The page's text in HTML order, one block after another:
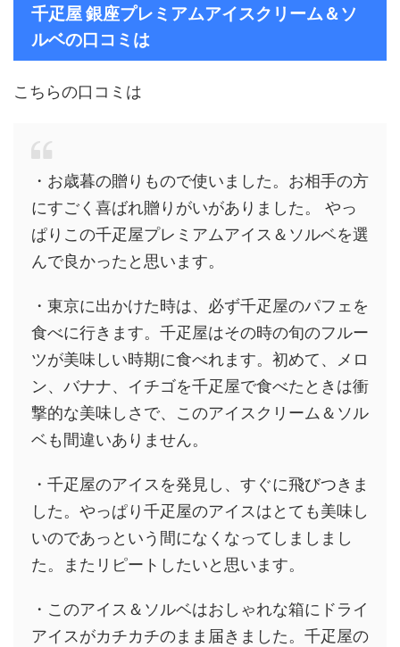
千疋屋 銀座プレミ アムアイスクリーム＆ソ
ルベの口コミは
こちらの口コミは
・お歳暮の贈りもので使いました。お相手の方
にすごく喜ばれ贈りがいがありました。 やっ
ぱりこの千疋屋プレミアムアイス＆ソルベを選
んで良かったと思います。
・東京に出かけた時は、必ず千疋屋のパフェを
食べに行きます。千疋屋はその時の旬のフルー
ツが美味しい時期に食べれます。初めて、メロ
ン、バナナ、 イチゴを千疋屋で食べたときは衝
撃的な美味しさで、このアイスクリーム＆ソル
ベも間違いありません。
・千疋屋のアイスを発見し、すぐに飛びつきま
した。やっぱり千疋屋のアイスはとても美味し
いのであっという間になくなってしましまし
た。またリピートしたいと思います。
・このアイス＆ソルベはおしゃれな箱にドライ
アイスがカチカチのまま届きました。千疋屋の